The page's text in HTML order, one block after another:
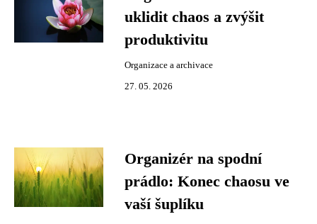
uklidit chaos a zvýšit
produktivitu
Organizace a archivace
27. 05. 2026
Organizér na spodní
prádlo: Konec chaosu ve
vaší šuplíku